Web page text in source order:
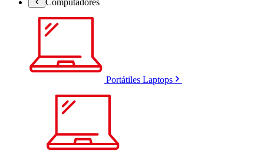
Portátiles Laptops